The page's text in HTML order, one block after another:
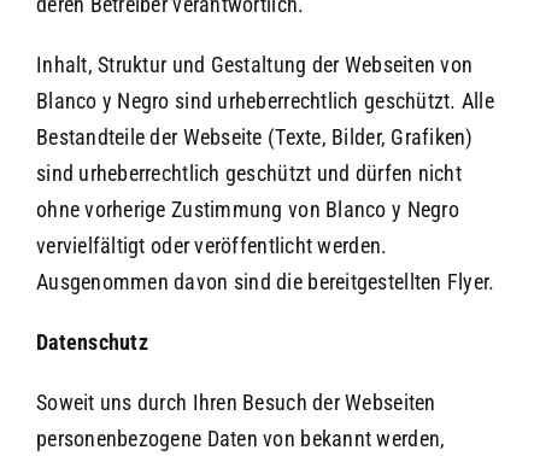
Inhalt, Struktur und Gestaltung der Webseiten von
Blanco y Negro sind urheberrechtlich geschützt. Alle
Bestandteile der Webseite (Texte, Bilder, Grafiken)
sind urheberrechtlich geschützt und dürfen nicht
ohne vorherige Zustimmung von Blanco y Negro
vervielfältigt oder veröffentlicht werden.
Ausgenommen davon sind die bereitgestellten Flyer.
Datenschutz
Soweit uns durch Ihren Besuch der Webseiten
personenbezogene Daten von bekannt werden,